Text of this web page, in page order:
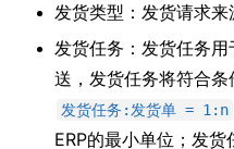
发货类型：发货请求来
发货任务：发货任务
送，发货任务将符合
发货任务:发货单 = 1:n
ERP的最小单位；发